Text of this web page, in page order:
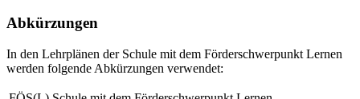
Abkürzungen
In den Lehrplänen der Schule mit dem Förderschwerpunkt Lernen
werden folgende Abkürzungen verwendet: